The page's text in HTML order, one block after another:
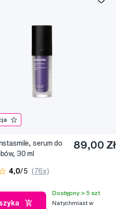
serum do
30 ml
89,00 Zł
4,0/5 (76x)
Dostępny > 5 szt
Natychmiast w